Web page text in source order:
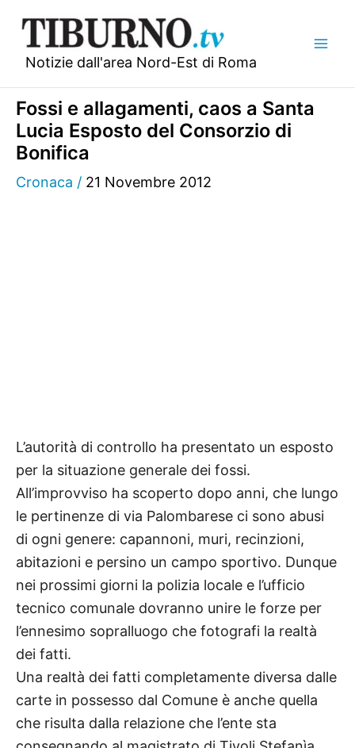
contenuto
Notizie dall'area Nord-Est di Roma
Fossi e allagamenti, caos a Santa
Lucia Esposto del Consorzio di
Bonifica
Cronaca / 21 Novembre 2012
L’autorità di controllo ha presentato un esposto
per la situazione generale dei fossi.
All’improvviso ha scoperto dopo anni, che lungo
le pertinenze di via Palombarese ci sono abusi
di ogni genere: capannoni, muri, recinzioni,
abitazioni e persino un campo sportivo. Dunque
nei prossimi giorni la polizia locale e l’ufficio
tecnico comunale dovranno unire le forze per
l’ennesimo sopralluogo che fotografi la realtà
dei fatti.
Una realtà dei fatti completamente diversa dalle
carte in possesso dal Comune è anche quella
che risulta dalla relazione che l’ente sta